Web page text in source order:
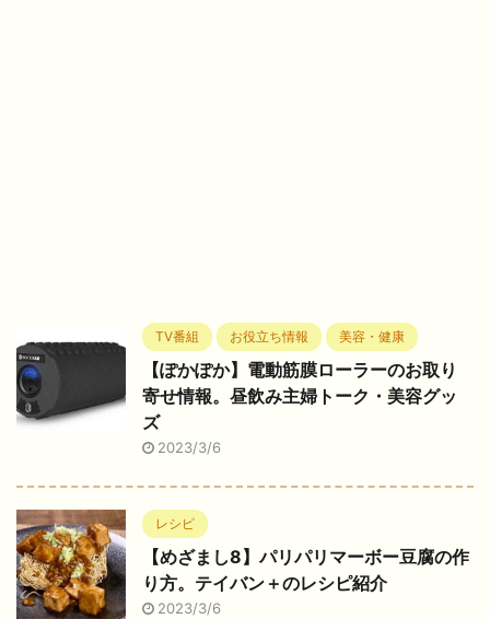
TV番組 お役立ち情報 美容・健康
【ぽかぽか】電動筋膜ローラーのお取り
寄せ情報。昼飲み主婦トーク・美容グッ
ズ
2023/3/6
レシピ
【めざまし8】パリパリマーボー豆腐の作
り方。テイバン＋のレシピ紹介
2023/3/6